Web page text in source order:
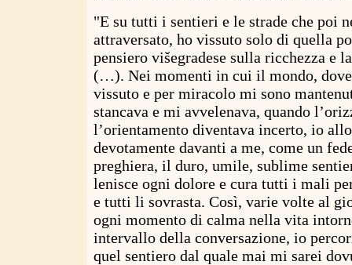
"E su tutti i sentieri e le strade che poi
attraversato, ho vissuto solo di quella
pensiero višegradese sulla ricchezza e
(…). Nei momenti in cui il mondo,
vissuto e per miracolo mi sono
stancava e mi avvelenava, quando
l’orientamento diventava incerto, io
devotamente davanti a me, come un
preghiera, il duro, umile, sublime
lenisce ogni dolore e cura tutti i mali
e tutti li sovrasta. Così, varie volte al
ogni momento di calma nella vita
intervallo della conversazione, io
quel sentiero dal quale mai mi sarei